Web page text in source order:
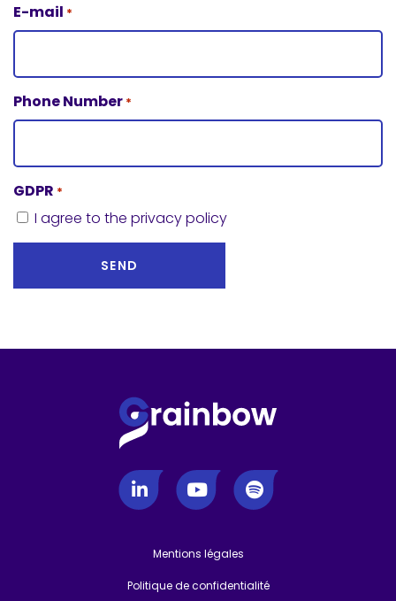
E-mail *
Phone Number *
GDPR *
I agree to the privacy policy
Mentions légales
Politique de confidentialité